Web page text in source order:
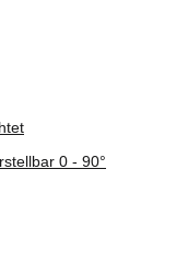
0 - 90°